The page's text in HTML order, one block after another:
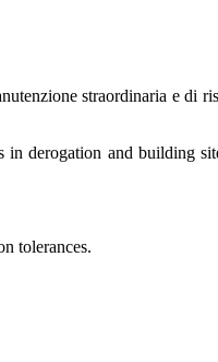
straordinaria e di
derogation and building
tolerances.